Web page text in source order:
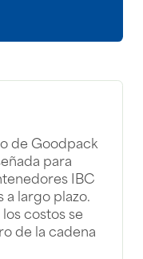
de Goodpack
para
IBC
a largo plazo.
costos se
de la cadena